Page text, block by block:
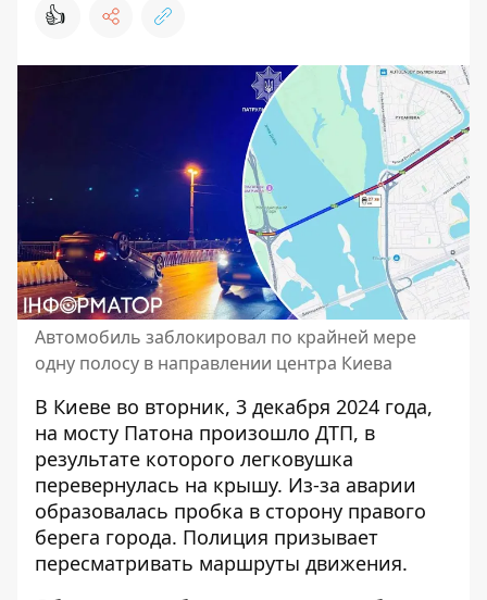
👍
Автомобиль заблокировал по крайней мере
одну полосу в направлении центра Киева
В Киеве во вторник, 3 декабря 2024 года,
на мосту Патона произошло ДТП, в
результате которого легковушка
перевернулась на крышу. Из-за аварии
образовалась пробка в сторону правого
берега города. Полиция призывает
пересматривать маршруты движения.